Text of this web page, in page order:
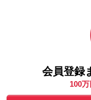
会員登録
100